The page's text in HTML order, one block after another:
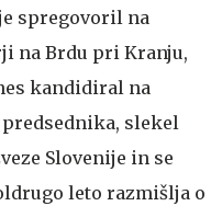
spregovoril na
na Brdu pri Kranju,
kandidiral na
slekel
Slovenije in se
leto razmišlja o